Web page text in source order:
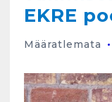
EKRE
Määratlemata